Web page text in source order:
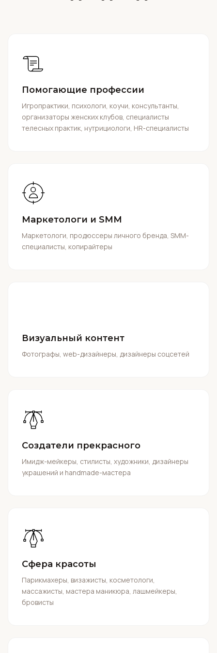
Помогающие профессии
Игропрактики, психологи, коучи, консультанты,
организаторы женских клубов, специалисты
телесных практик, нутрициологи, HR-специалисты
Маркетологи и SMM
Маркетологи, продюссеры личного бренда, SMM-
специалисты, копирайтеры
Визуальный контент
Фотографы, web-дизайнеры, дизайнеры соцсетей
Создатели прекрасного
Имидж-мейкеры, стилисты, художники, дизайнеры
украшений и handmade-мастера
Сфера красоты
Парикмахеры, визажисты, косметологи,
массажисты, мастера маникюра, лашмейкеры,
бровисты